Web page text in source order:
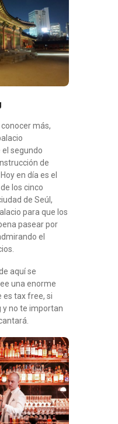
más,
segundo
de
en día es el
los cinco
de Seúl,
para que los
pasear por
el
aquí se
una enorme
tax free, si
y no te importan